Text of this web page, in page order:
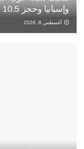
وإسبانيا وحجز 10.5 أطنان
أغسطس 8, 2026